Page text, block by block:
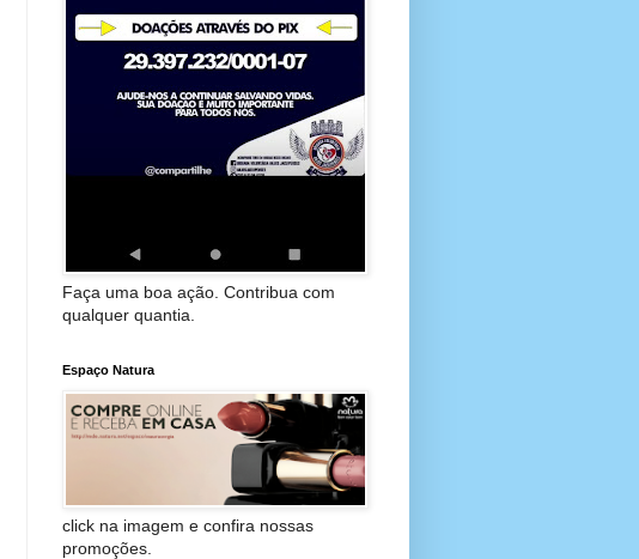
Faça uma boa ação. Contribua com
qualquer quantia.
Espaço Natura
click na imagem e confira nossas
promoções.